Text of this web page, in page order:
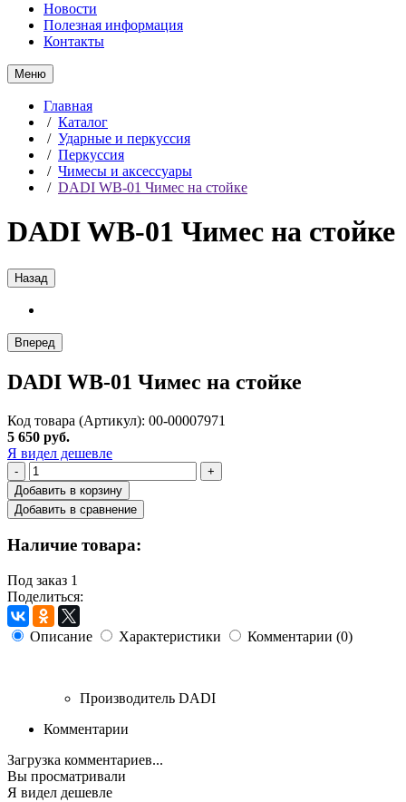
Новости
Полезная информация
Контакты
Меню
Главная
/ Каталог
/ Ударные и перкуссия
/ Перкуссия
/ Чимесы и аксессуары
/ DADI WB-01 Чимес на стойке
DADI WB-01 Чимес на стойке
Назад
Вперед
DADI WB-01 Чимес на стойке
Код товара (Артикул): 00-00007971
5 650 руб.
Я видел дешевле
-
+
Добавить в корзину
Добавить в сравнение
Наличие товара:
Под заказ 1
Поделиться:
Описание Характеристики Комментарии (0)
Производитель DADI
Комментарии
Загрузка комментариев...
Вы просматривали
Я видел дешевле